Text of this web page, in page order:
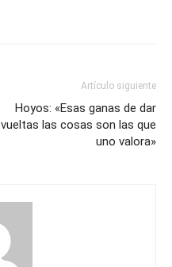
Artículo siguiente
Hoyos: «Esas ganas de dar
vueltas las cosas son las que
uno valora»